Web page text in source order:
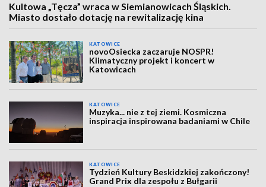
Kultowa „Tęcza” wraca w Siemianowicach Śląskich.
Miasto dostało dotację na rewitalizację kina
KATOWICE
novoOsiecka zaczaruje NOSPR!
Klimatyczny projekt i koncert w
Katowicach
KATOWICE
Muzyka... nie z tej ziemi. Kosmiczna
inspiracja inspirowana badaniami w Chile
KATOWICE
Tydzień Kultury Beskidzkiej zakończony!
Grand Prix dla zespołu z Bułgarii